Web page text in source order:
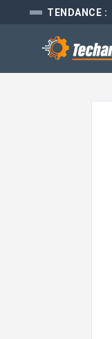
TENDANCE :